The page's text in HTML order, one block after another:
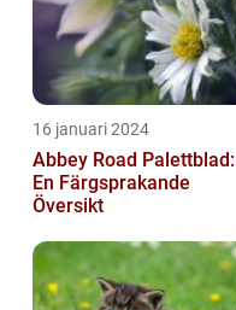
16 januari 2024
Abbey Road Palettblad:
En Färgsprakande
Översikt